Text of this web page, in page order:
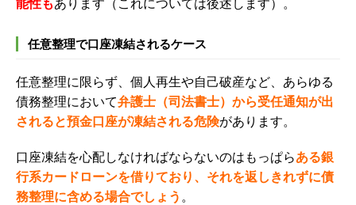
能性もあります（これについては後述します）。
任意整理で口座凍結されるケース
任意整理に限らず、個人再生や自己破産など、あらゆる
債務整理において弁護士（司法書士）から受任通知が出
されると預金口座が凍結される危険があります。
口座凍結を心配しなければならないのはもっぱらある銀
行系カードローンを借りており、それを返しきれずに債
務整理に含める場合でしょう 。